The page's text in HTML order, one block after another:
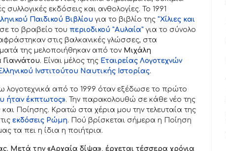
συλλογικές εκδόσεις και ανθολογίες. Το 1991
Παιδικού Βιβλίου για το βιβλίο της "Χίλιες και
το βραβείο του περιοδικού "Αυλαία" για το σύνολο
στις βαλκανικές γλώσσες, στα
της μελοποιήθηκαν από τον Μιχάλη
. Είναι μέλος της Εταιρείας Λογοτεχνών
Ινστιτούτου Ναυτικής Ιστορίας.
λογοτεχνικά από το 1999 όταν εξέδωσε το πρώτο
ήταν έκπτωτος». Την παρακολουθώ σε κάθε νέο της
και Ποίησης. Κρατώ στα χέρια μου την τελευταία της
εκδόσεις Ρώμη. Πού βρίσκεται σήμερα η Ποίηση
τα πει η ίδια η ποιήτρια.
Μετά την «Αρχαία δίψα», έρχεται τέσσερα χρόνια